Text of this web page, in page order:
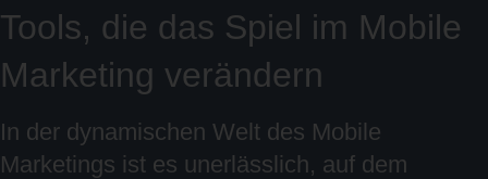
Tools, die das Spiel im Mobile
Marketing verändern
In der dynamischen Welt des Mobile
Marketings ist es unerlässlich, auf dem